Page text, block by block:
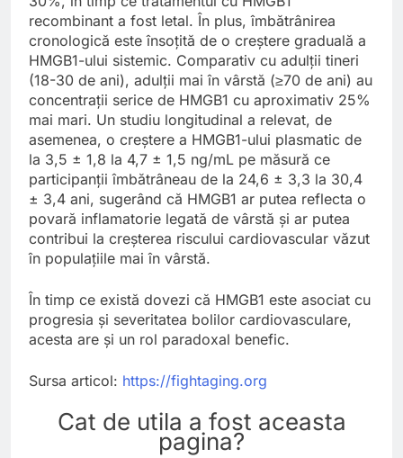
recombinant a fost letal. În plus, îmbătrânirea
cronologică este însoțită de o creștere graduală a
HMGB1-ului sistemic. Comparativ cu adulții tineri
(18-30 de ani), adulții mai în vârstă (≥70 de ani) au
concentrații serice de HMGB1 cu aproximativ 25%
mai mari. Un studiu longitudinal a relevat, de
asemenea, o creștere a HMGB1-ului plasmatic de
la 3,5 ± 1,8 la 4,7 ± 1,5 ng/mL pe măsură ce
participanții îmbătrâneau de la 24,6 ± 3,3 la 30,4
± 3,4 ani, sugerând că HMGB1 ar putea reflecta o
povară inflamatorie legată de vârstă și ar putea
contribui la creșterea riscului cardiovascular văzut
în populațiile mai în vârstă.
În timp ce există dovezi că HMGB1 este asociat cu
progresia și severitatea bolilor cardiovasculare,
acesta are și un rol paradoxal benefic.
Sursa articol: https://fightaging.org
Cat de utila a fost aceasta
pagina?